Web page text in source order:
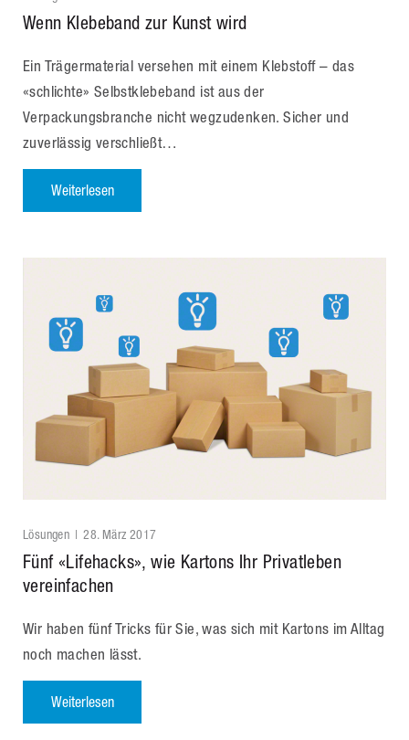
Wenn Klebeband zur Kunst wird
Ein Trägermaterial versehen mit einem Klebstoff – das
«schlichte» Selbstklebeband ist aus der
Verpackungsbranche nicht wegzudenken. Sicher und
zuverlässig verschließt…
Weiterlesen
Fünf «Lifehacks», wie Kartons Ihr Privatleben
vereinfachen
Lösungen 28. März 2017
Wir haben fünf Tricks für Sie, was sich mit Kartons im Alltag
noch machen lässt.
Weiterlesen